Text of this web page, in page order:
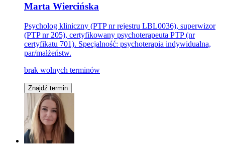
Marta Wiercińska
Psycholog kliniczny (PTP nr rejestru LBL0036), superwizor
(PTP nr 205), certyfikowany psychoterapeuta PTP (nr
certyfikatu 701). Specjalność: psychoterapia indywidualna,
par/małżeństw.
brak wolnych terminów
Znajdź termin